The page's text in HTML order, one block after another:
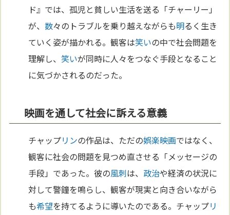
ド』では、孤児と貧しい生活を送る「チャーリー」
が、数々のトラブルを乗り越えながらも明るく生き
ていく姿が描かれる。観客は笑いの中で社会問題を
理解し、笑いが同時に人々をつなぐ手段となること
に気づかされるのだった。
映画を通して社会に訴える意義
チャップリンの作品は、ただの娯楽映画ではなく、
観客に社会の問題を見つめ直させる「メッセージの
手段」であった。彼の風刺は、 政治や経済の状況に
対して警鐘を鳴らし、観客が現実と向き合いながら
も希望を持てるように導いたのである。チャップリ